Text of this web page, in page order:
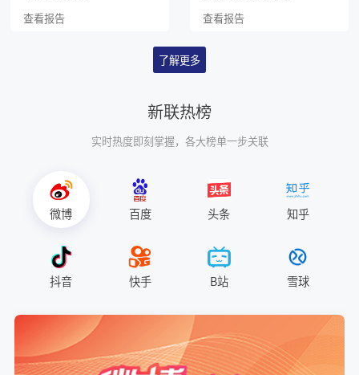
查看报告 查看报告
了解更多
新联热榜
实时热度即刻掌握，各大榜单一步关联
微博 百度 头条 知乎
抖音 快手 B站 雪球